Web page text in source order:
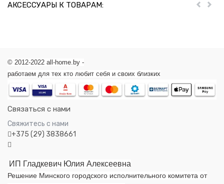
АКСЕССУАРЫ К ТОВАРАМ: Пред
© 2012-2022 all-home.by -
работаем для тех кто любит себя и своих близких
Связаться с нами
Свяжитесь с нами
+375 (29) 3838661
ИП Гладкевич Юлия Алексеевна
Решение Минского городского исполнительного комитета от